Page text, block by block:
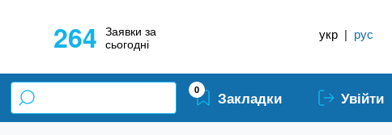
264 Заявки за
сьогодні
укр | рус
0 Закладки Увійти